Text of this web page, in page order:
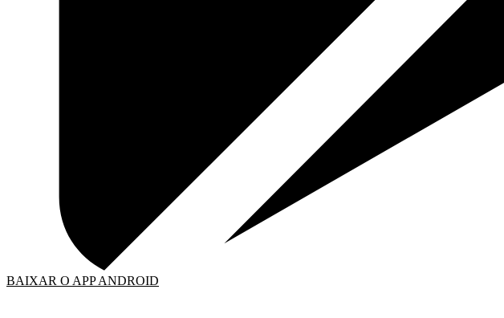
BAIXAR O APP ANDROID